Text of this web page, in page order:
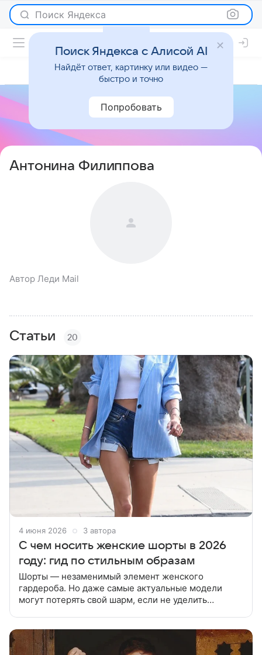
Поиск Яндекса
Антонина Филиппова
Автор Леди Mail
Статьи 20
4 июня 2026 3 автора
С чем носить женские шорты в 2026
году: гид по стильным образам
Шорты — незаменимый элемент женского
гардероба. Но даже самые актуальные модели
могут потерять свой шарм, если не уделить
Поиск Яндекса с Алисой AI
Найдёт ответ, картинку или видео —
быстро и точно
Попробовать